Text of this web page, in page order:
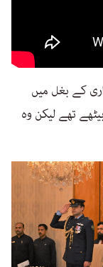
کے بغل میں
تھے لیکن وہ